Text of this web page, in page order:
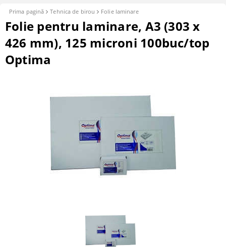
Prima pagină Tehnica de birou Folie laminare
Folie pentru laminare, A3 (303 x
426 mm), 125 microni 100buc/top
Optima